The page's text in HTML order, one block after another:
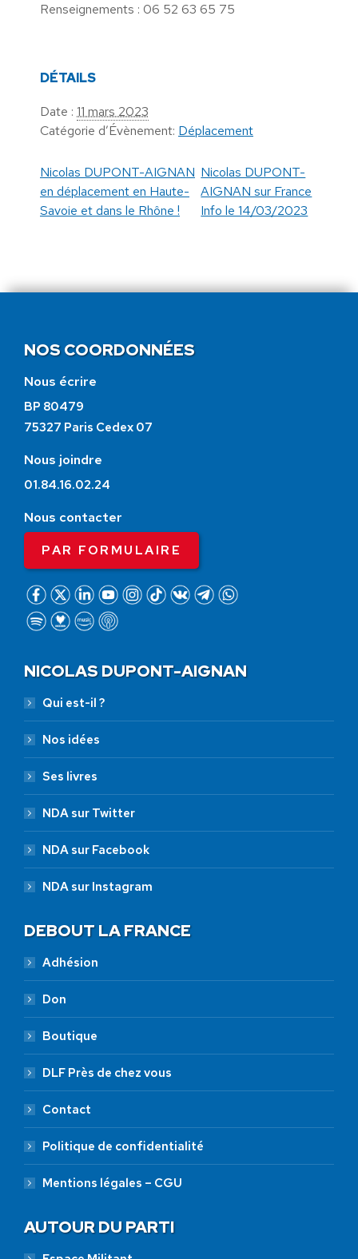
Renseignements : 06 52 63 65 75
DÉTAILS
Date : 11 mars 2023
Catégorie d’Évènement: Déplacement
Nicolas DUPONT-AIGNAN
en déplacement en Haute-
Savoie et dans le Rhône !
Nicolas DUPONT-
AIGNAN sur France
Info le 14/03/2023
NOS COORDONNÉES
Nous écrire
BP 80479
75327 Paris Cedex 07
Nous joindre
01.84.16.02.24
Nous contacter
PAR FORMULAIRE
NICOLAS DUPONT-AIGNAN
Qui est-il ?
Nos idées
Ses livres
NDA sur Twitter
NDA sur Facebook
NDA sur Instagram
DEBOUT LA FRANCE
Adhésion
Don
Boutique
DLF Près de chez vous
Contact
Politique de confidentialité
Mentions légales – CGU
AUTOUR DU PARTI